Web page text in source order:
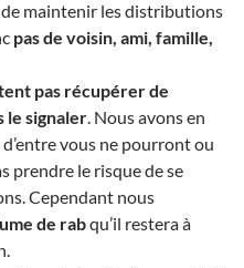
maintenir les distributions
pas de voisin, ami, famille,
pas récupérer de
le signaler. Nous avons en
vous ne pourront ou
prendre le risque de se
Cependant nous
de rabqu’il restera à